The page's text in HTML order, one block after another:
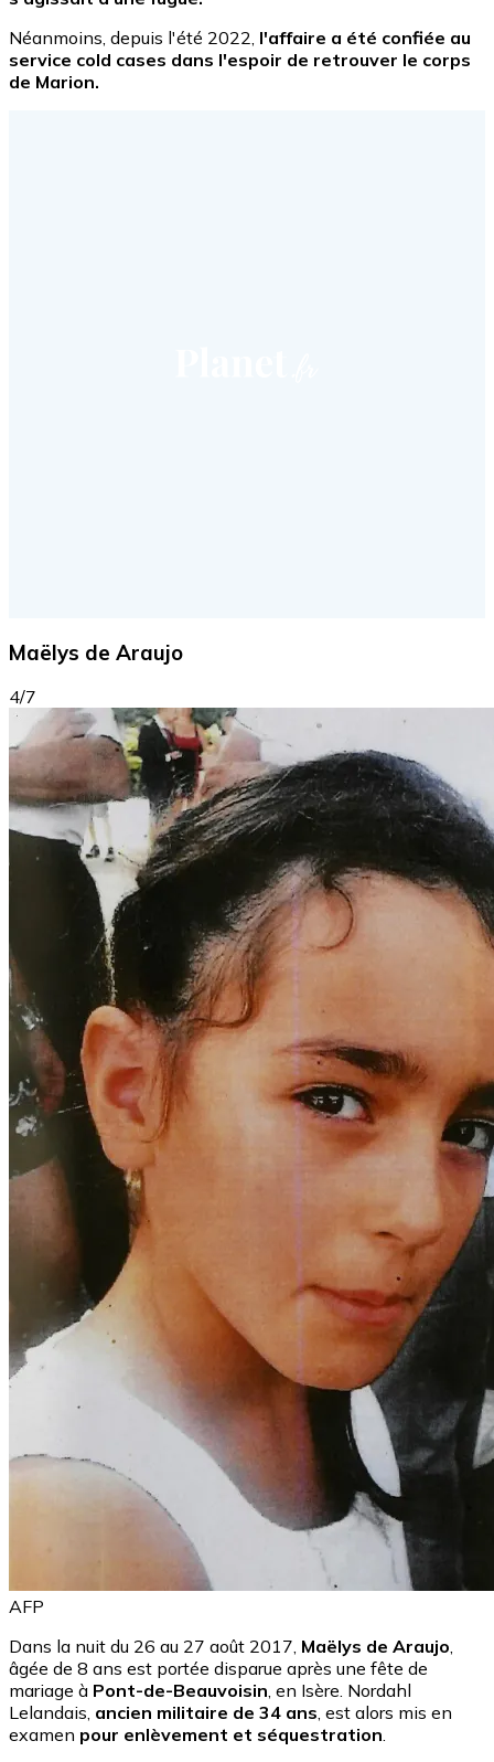
Néanmoins, depuis l'été 2022, l'affaire a été confiée au
service cold cases dans l'espoir de retrouver le corps
de Marion.
Maëlys de Araujo
4/7
AFP
Dans la nuit du 26 au 27 août 2017, Maëlys de Araujo,
âgée de 8 ans est portée disparue après une fête de
mariage à Pont-de-Beauvoisin, en Isère. Nordahl
Lelandais, ancien militaire de 34 ans, est alors mis en
examen pour enlèvement et séquestration.